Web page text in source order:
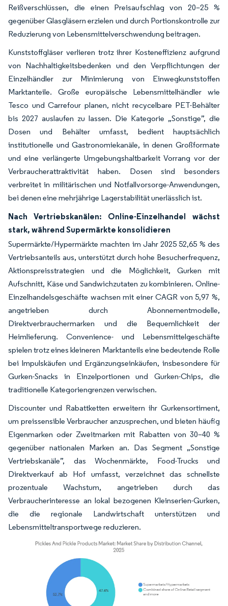
Reißverschlüssen, die einen Preisaufschlag von 20–25 %
gegenüber Glasgläsern erzielen und durch Portionskontrolle zur
Reduzierung von Lebensmittelverschwendung beitragen.
Kunststoffgläser verlieren trotz ihrer Kosteneffizienz aufgrund
von Nachhaltigkeitsbedenken und den Verpflichtungen der
Einzelhändler zur Minimierung von Einwegkunststoffen
Marktanteile. Große europäische Lebensmittelhändler wie
Tesco und Carrefour planen, nicht recycelbare PET-Behälter
bis 2027 auslaufen zu lassen. Die Kategorie „Sonstige”, die
Dosen und Behälter umfasst, bedient hauptsächlich
institutionelle und Gastronomiekanäle, in denen Großformate
und eine verlängerte Umgebungshaltbarkeit Vorrang vor der
Verbraucherattraktivität haben. Dosen sind besonders
verbreitet in militärischen und Notfallvorsorge-Anwendungen,
bei denen eine mehrjährige Lagerstabilität unerlässlich ist.
Nach Vertriebskanälen: Online-Einzelhandel wächst
stark, während Supermärkte konsolidieren
Supermärkte/Hypermärkte machten im Jahr 2025 52,65 % des
Vertriebsanteils aus, unterstützt durch hohe Besucherfrequenz,
Aktionspreisstrategien und die Möglichkeit, Gurken mit
Aufschnitt, Käse und Sandwichzutaten zu kombinieren. Online-
Einzelhandelsgeschäfte wachsen mit einer CAGR von 5,97 %,
angetrieben durch Abonnementmodelle,
Direktverbrauchermarken und die Bequemlichkeit der
Heimlieferung. Convenience- und Lebensmittelgeschäfte
spielen trotz eines kleineren Marktanteils eine bedeutende Rolle
bei Impulskäufen und Ergänzungseinkäufen, insbesondere für
Gurken-Snacks in Einzelportionen und Gurken-Chips, die
traditionelle Kategoriengrenzen verwischen.
Discounter und Rabattketten erweitern ihr Gurkensortiment,
um preissensible Verbraucher anzusprechen, und bieten häufig
Eigenmarken oder Zweitmarken mit Rabatten von 30–40 %
gegenüber nationalen Marken an. Das Segment „Sonstige
Vertriebskanäle”, das Wochenmärkte, Food-Trucks und
Direktverkauf ab Hof umfasst, verzeichnet das schnellste
prozentuale Wachstum, angetrieben durch das
Verbraucherinteresse an lokal bezogenen Kleinserien-Gurken,
die die regionale Landwirtschaft unterstützen und
Lebensmitteltransportwege reduzieren.